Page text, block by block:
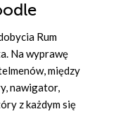
Rum
Na wyprawę
między
nawigator,
z każdym się